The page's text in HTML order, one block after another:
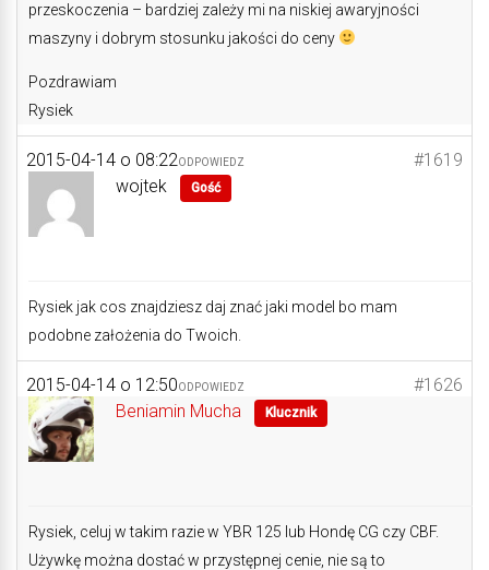
przeskoczenia – bardziej zależy mi na niskiej awaryjności
maszyny i dobrym stosunku jakości do ceny
Pozdrawiam
Rysiek
2015-04-14 o 08:22 #1619
ODPOWIEDZ
wojtek Gość
Rysiek jak cos znajdziesz daj znać jaki model bo mam
podobne założenia do Twoich.
2015-04-14 o 12:50 #1626
ODPOWIEDZ
Beniamin Mucha Klucznik
Rysiek, celuj w takim razie w YBR 125 lub Hondę CG czy CBF.
Używkę można dostać w przystępnej cenie, nie są to